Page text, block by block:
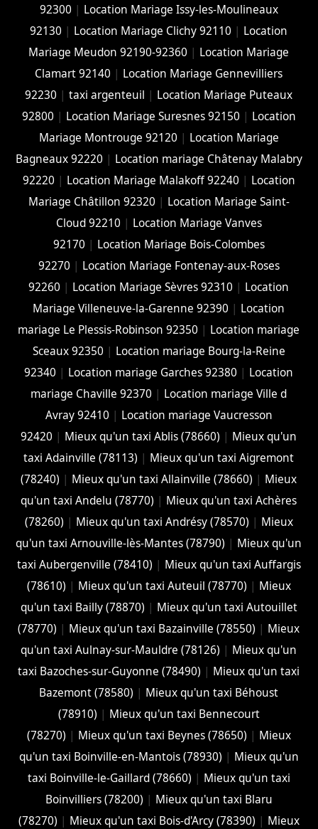
92300 | Location Mariage Issy-les-Moulineaux
92130 | Location Mariage Clichy 92110 | Location
Mariage Meudon 92190-92360 | Location Mariage
Clamart 92140 | Location Mariage Gennevilliers
92230 |taxi argenteuil | Location Mariage Puteaux
92800 | Location Mariage Suresnes 92150 | Location
Mariage Montrouge 92120 | Location Mariage
Bagneaux 92220 | Location mariage Châtenay Malabry
92220 | Location Mariage Malakoff 92240 | Location
Mariage Châtillon 92320 | Location Mariage Saint-
Cloud 92210 | Location Mariage Vanves
92170 | Location Mariage Bois-Colombes
92270 | Location Mariage Fontenay-aux-Roses
92260 | Location Mariage Sèvres 92310 | Location
Mariage Villeneuve-la-Garenne 92390 | Location
mariage Le Plessis-Robinson 92350 | Location mariage
Sceaux 92350 | Location mariage Bourg-la-Reine
92340 | Location mariage Garches 92380 | Location
mariage Chaville 92370 | Location mariage Ville d
Avray 92410 | Location mariage Vaucresson
92420 | Mieux qu'un taxi Ablis (78660) | Mieux qu'un
taxi Adainville (78113) | Mieux qu'un taxi Aigremont
(78240) | Mieux qu'un taxi Allainville (78660) | Mieux
qu'un taxi Andelu (78770) | Mieux qu'un taxi Achères
(78260) | Mieux qu'un taxi Andrésy (78570) | Mieux
qu'un taxi Arnouville-lès-Mantes (78790) | Mieux qu'un
taxi Aubergenville (78410) | Mieux qu'un taxi Auffargis
(78610) | Mieux qu'un taxi Auteuil (78770) | Mieux
qu'un taxi Bailly (78870) | Mieux qu'un taxi Autouillet
(78770) | Mieux qu'un taxi Bazainville (78550) | Mieux
qu'un taxi Aulnay-sur-Mauldre (78126) | Mieux qu'un
taxi Bazoches-sur-Guyonne (78490) | Mieux qu'un taxi
Bazemont (78580) | Mieux qu'un taxi Béhoust
(78910) | Mieux qu'un taxi Bennecourt
(78270) | Mieux qu'un taxi Beynes (78650) | Mieux
qu'un taxi Boinville-en-Mantois (78930) | Mieux qu'un
taxi Boinville-le-Gaillard (78660) | Mieux qu'un taxi
Boinvilliers (78200) | Mieux qu'un taxi Blaru
(78270) | Mieux qu'un taxi Bois-d'Arcy (78390) | Mieux